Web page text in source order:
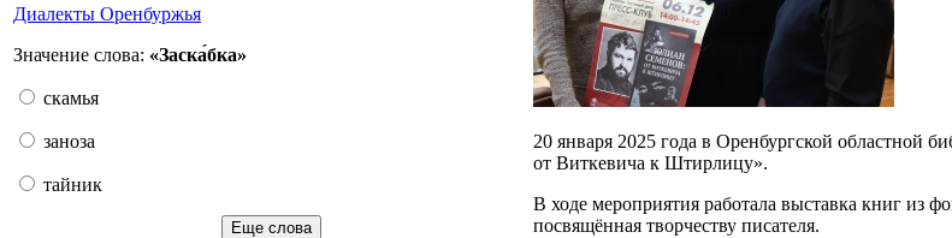
Диалекты Оренбуржья
Значение слова: «Заска́бка»
скамья
заноза
тайник
Еще слова
20 января 2025 года в Оренбургской областной
от Виткевича к Штирлицу».
В ходе мероприятия работала выставка книг
посвящённая творчеству писателя.